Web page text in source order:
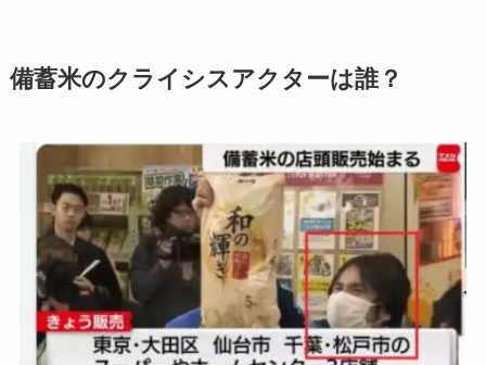
備蓄米のクライシスアクターは誰？